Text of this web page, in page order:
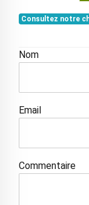
Consultez notre
Nom
Email
Commentaire